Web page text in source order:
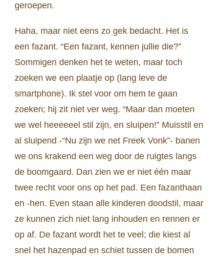
geroepen.
Haha, maar niet eens zo gek bedacht. Het is
een fazant. “Een fazant, kennen jullie die?”
Sommigen denken het te weten, maar toch
zoeken we een plaatje op (lang leve de
smartphone). Ik stel voor om hem te gaan
zoeken; hij zit niet ver weg. “Maar dan moeten
we wel heeeeeel stil zijn, en sluipen!” Muisstil en
al sluipend -“Nu zijn we net Freek Vonk”- banen
we ons krakend een weg door de ruigtes langs
de boomgaard. Dan zien we er niet één maar
twee recht voor ons op het pad. Een fazanthaan
en -hen. Even staan alle kinderen doodstil, maar
ze kunnen zich niet lang inhouden en rennen er
op af. De fazant wordt het te veel; die kiest al
snel het hazenpad en schiet tussen de bomen